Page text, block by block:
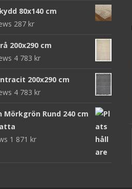
80x140 cm
287 kr
200x290 cm
4 783 kr
200x290 cm
4 783 kr
Mörkgrön Rund 240 cm
1 871 kr